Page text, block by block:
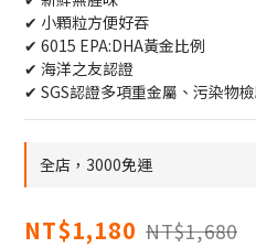
✔ 小顆粒方便好吞
✔ 6015 EPA:DHA黃金比例
✔ 海洋之友認證
✔ SGS認證多項重金屬、污染物
全店，3000免運
NT$1,180 NT$1,680